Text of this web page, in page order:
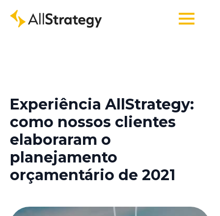
Experiência AllStrategy:
como nossos clientes
elaboraram o
planejamento
orçamentário de 2021